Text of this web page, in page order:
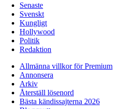
Senaste
Svenskt
Kungligt
Hollywood
Politik
Redaktion
Allmänna villkor för Premium
Annonsera
Arkiv
Återställ lösenord
Bästa kändissajterna 2026